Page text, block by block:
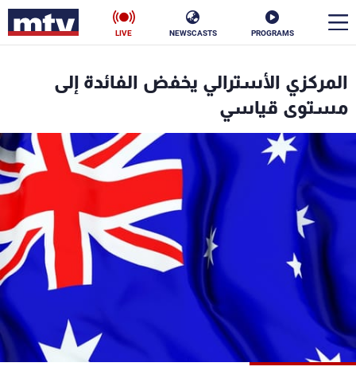
PROGRAMS
NEWSCASTS
LIVE
المركزي الأسترالي يخفض الفائدة إلى
مستوى قياسي
الأخبار
سياسة ناس
إقتصاد
منوعات رياضة
كأس العالم
البرامج
جدول البرامج